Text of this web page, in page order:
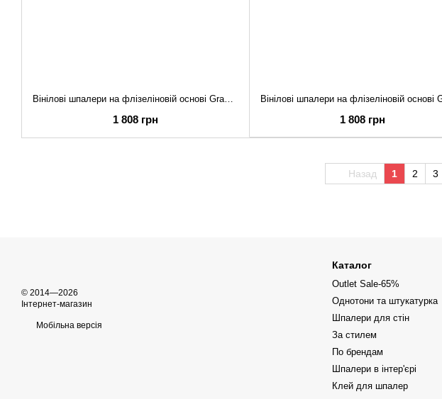
1 808 грн 1 808 грн
Назад 1 2 3
© 2014—2026
Інтернет-магазин
Мобільна версія
Каталог
Outlet Sale-65%
Однотони та штукатурка
Шпалери для стін
За стилем
По брендам
Шпалери в інтер'єрі
Клей для шпалер